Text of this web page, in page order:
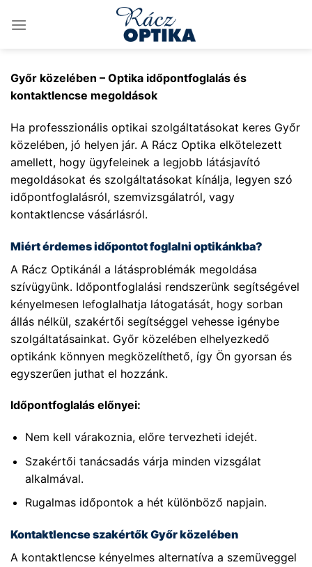
Győr közelében – Optika időpontfoglalás és
kontaktlencse megoldások
Ha professzionális optikai szolgáltatásokat keres Győr
közelében, jó helyen jár. A Rácz Optika elkötelezett
amellett, hogy ügyfeleinek a legjobb látásjavító
megoldásokat és szolgáltatásokat kínálja, legyen szó
időpontfoglalásról, szemvizsgálatról, vagy
kontaktlencse vásárlásról.
Miért érdemes időpontot foglalni optikánkba?
A Rácz Optikánál a látásproblémák megoldása
szívügyünk. Időpontfoglalási rendszerünk segítségével
kényelmesen lefoglalhatja látogatását, hogy sorban
állás nélkül, szakértői segítséggel vehesse igénybe
szolgáltatásainkat. Győr közelében elhelyezkedő
optikánk könnyen megközelíthető, így Ön gyorsan és
egyszerűen juthat el hozzánk.
Időpontfoglalás előnyei:
Nem kell várakoznia, előre tervezheti idejét.
Szakértői tanácsadás várja minden vizsgálat
alkalmával.
Rugalmas időpontok a hét különböző napjain.
Kontaktlencse szakértők Győr közelében
A kontaktlencse kényelmes alternatíva a szemüveggel